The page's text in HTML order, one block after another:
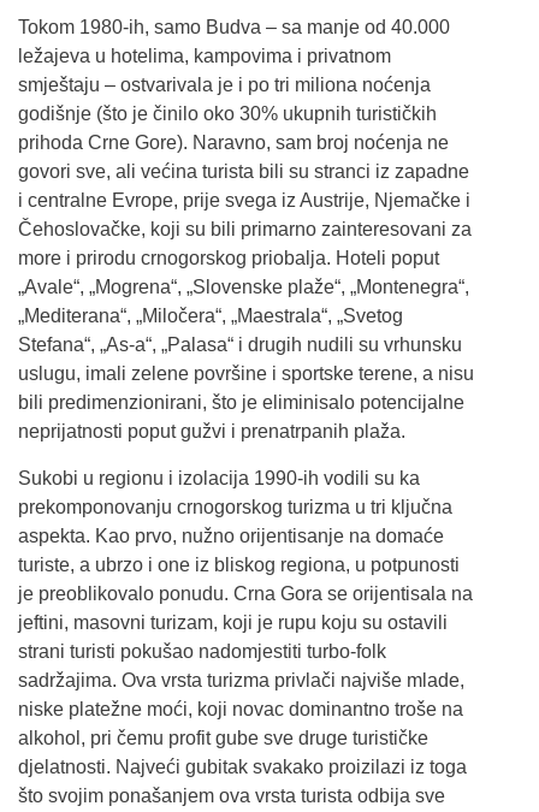
Tokom 1980-ih, samo Budva – sa manje od 40.000
ležajeva u hotelima, kampovima i privatnom
smještaju – ostvarivala je i po tri miliona noćenja
godišnje (što je činilo oko 30% ukupnih turističkih
prihoda Crne Gore). Naravno, sam broj noćenja ne
govori sve, ali većina turista bili su stranci iz zapadne
i centralne Evrope, prije svega iz Austrije, Njemačke i
Čehoslovačke, koji su bili primarno zainteresovani za
more i prirodu crnogorskog priobalja. Hoteli poput
„Avale“, „Mogrena“, „Slovenske plaže“, „Montenegra“,
„Mediterana“, „Miločera“, „Maestrala“, „Svetog
Stefana“, „As-a“, „Palasa“ i drugih nudili su vrhunsku
uslugu, imali zelene površine i sportske terene, a nisu
bili predimenzionirani, što je eliminisalo potencijalne
neprijatnosti poput gužvi i prenatrpanih plaža.
Sukobi u regionu i izolacija 1990-ih vodili su ka
prekomponovanju crnogorskog turizma u tri ključna
aspekta. Kao prvo, nužno orijentisanje na domaće
turiste, a ubrzo i one iz bliskog regiona, u potpunosti
je preoblikovalo ponudu. Crna Gora se orijentisala na
jeftini, masovni turizam, koji je rupu koju su ostavili
strani turisti pokušao nadomjestiti turbo-folk
sadržajima. Ova vrsta turizma privlači najviše mlade,
niske platežne moći, koji novac dominantno troše na
alkohol, pri čemu profit gube sve druge turističke
djelatnosti. Najveći gubitak svakako proizilazi iz toga
što svojim ponašanjem ova vrsta turista odbija sve